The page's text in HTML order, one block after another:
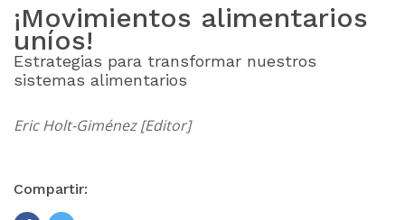
¡Movimientos alimentarios
uníos!
Estrategias para transformar nuestros
sistemas alimentarios
Eric Holt-Giménez [Editor]
Compartir: